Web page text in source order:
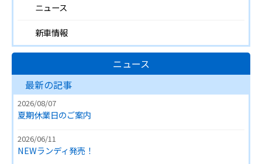
ニュース
新車情報
ニュース
最新の記事
2026/08/07
夏期休業日のご案内
2026/06/11
NEWランディ発売！